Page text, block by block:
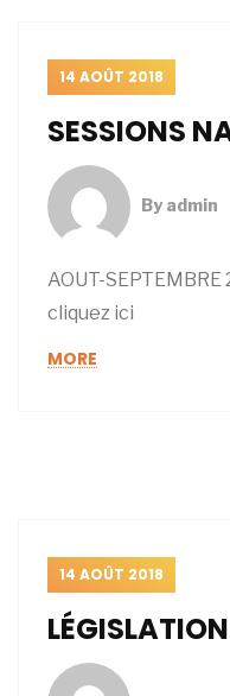
14 AOÛT 2018
SESSIONS
By admin
AOUT-
cliquez ici
MORE
14 AOÛT 2018